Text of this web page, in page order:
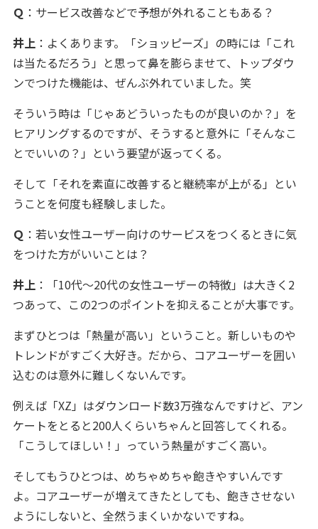
Ｑ ：サービス改善などで予想が外れることもある？
井上：よくあります。「ショッピーズ」の時には「これ
は当たるだろう」と思って鼻を膨らませて、トップダウ
ンでつけた機能は、ぜんぶ外れていました。笑
そういう時は「じゃあどういったものが良いのか？」を
ヒアリングするのですが、そうすると意外に「そんなこ
とでいいの？」という要望が返ってくる。
そして「それを素直に改善すると継続率が上がる」とい
うことを何度も経験しました。
Ｑ ：若い女性ユーザー向けのサービスをつくるときに気
をつけた方がいいことは？
井上：「10代〜20代の女性ユーザーの特徴」は大きく2
つあって、この2つのポイントを抑えることが大事です。
まずひとつは「熱量が高い」ということ。新しいものや
トレンドがすごく大好き。だから、コアユーザーを囲い
込むのは意外に難しくないんです。
例えば「XZ」はダウンロード数3万強なんですけど、アン
ケートをとると200人くらいちゃんと回答してくれる。
「こうしてほしい！」っていう熱量がすごく高い。
そしてもうひとつは、めちゃめちゃ飽きやすいんです
よ。コアユーザーが増えてきたとしても、飽きさせない
ようにしないと、全然うまくいかないですね。